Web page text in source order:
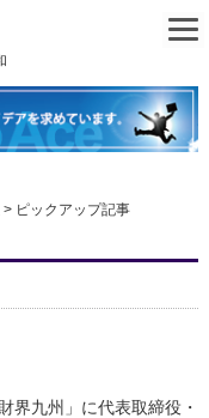
> ピックアップ記事
界九州」に代表取締役・